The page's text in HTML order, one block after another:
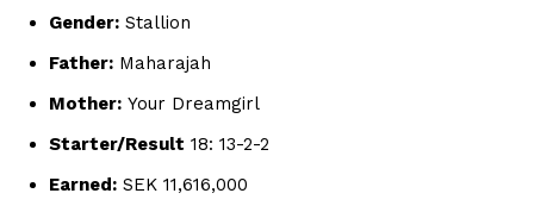
Gender: Stallion
Father: Maharajah
Mother: Your Dreamgirl
Starter/Result 18: 13-2-2
Earned: SEK 11,616,000